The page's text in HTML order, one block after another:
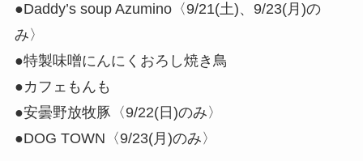
●Daddy’s soup Azumino〈9/21(土)、9/23(月)の
み〉
●特製味噌にんにくおろし焼き鳥
●カフェもんも
●安曇野放牧豚〈9/22(日)のみ〉
●DOG TOWN〈9/23(月)のみ〉